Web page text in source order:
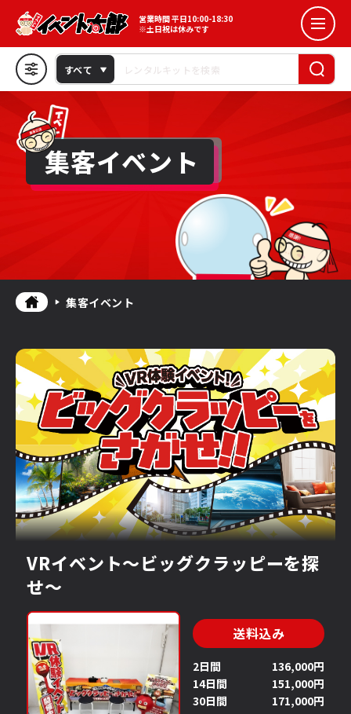
営業時間 平日10:00-18:30
※土日祝は休みです
0120 065 447
お問い合わせ
よくあるご質問
集客イベント
集客イベント
カスタマーレビュー
★★★★☆以上
イベントタイプ
インパクト系
ゲーム・盛り上げ
季節・シーズン
スポーツ系
こども向け
ファミリー
イベントスペース
小型 中型
大型
使用場所
屋内 屋外
電源
有
検索
すべて
VRイベント～ビッグクラッピーを探
せ～
送料込み
2日間
136,000円
14日間
151,000円
30日間
171,000円